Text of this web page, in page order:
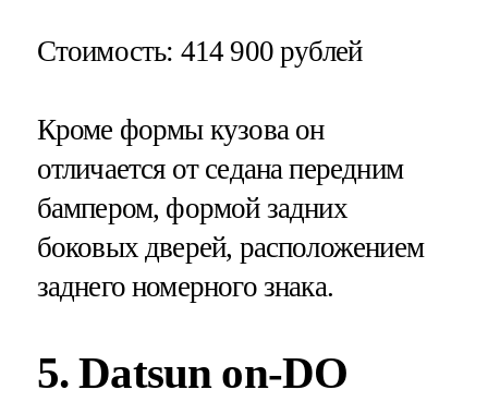
Стоимость: 414 900 рублей
Кроме формы кузова он
отличается от седана передним
бампером, формой задних
боковых дверей, расположением
заднего номерного знака.
5. Datsun on-DO